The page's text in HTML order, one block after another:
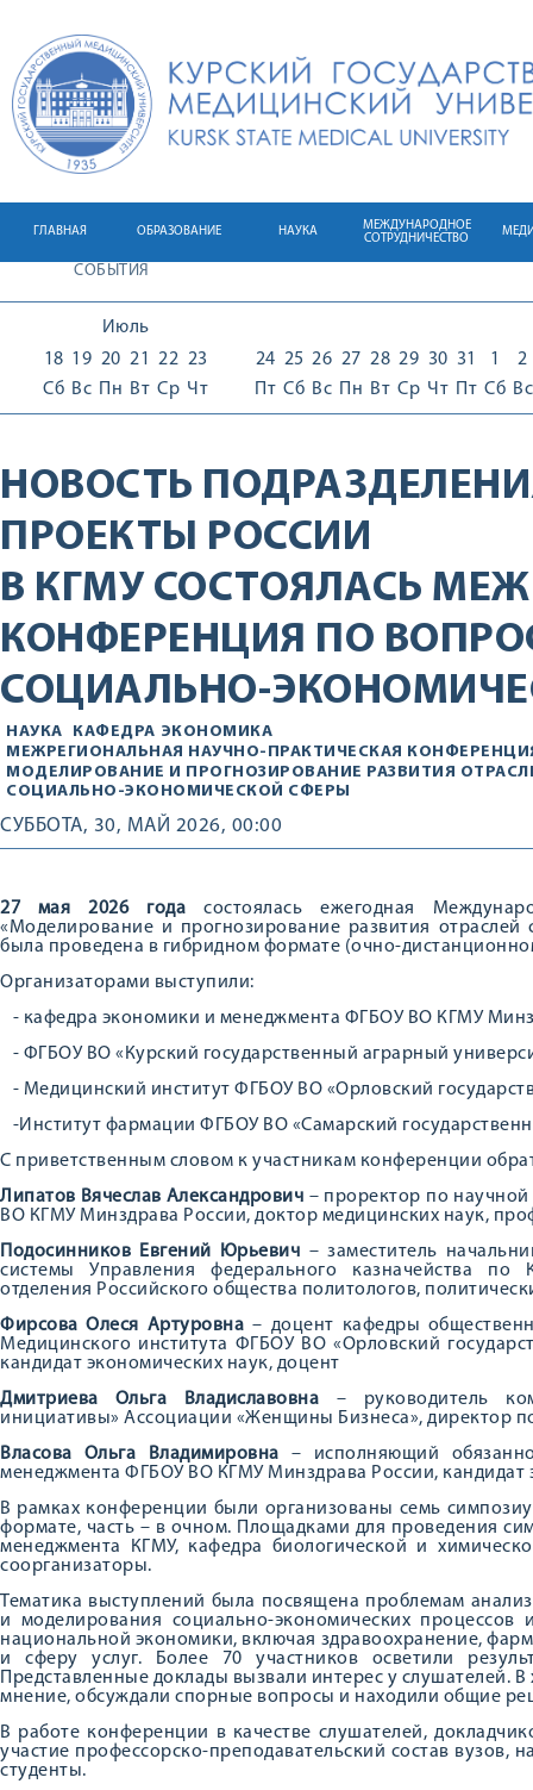
ГЛАВНАЯ ОБРАЗОВАНИЕ НАУКА
МЕЖДУНАРОДНОЕ
СОТРУДНИЧЕСТВО
СОБЫТИЯ
Июль
18
Сб
19
Вс
20
Пн
21
Вт
22
Ср
23
Чт
24
Пт
25
Сб
26
Вс
27
Пн
28
Вт
29
Ср
30
Чт
31
Пт
1
Сб
2
Вс
НОВОСТЬ
ПРОЕКТЫ РОССИИ
В КГМУ СОСТОЯЛАСЬ
КОНФЕРЕНЦИЯ ПО
СОЦИАЛЬНО-
НАУКА КАФЕДРА ЭКОНОМИКА
МЕЖРЕГИОНАЛЬНАЯ НАУЧНО-ПРАКТИЧЕСКАЯ
МОДЕЛИРОВАНИЕ И ПРОГНОЗИРОВАНИЕ РАЗВИТИЯ
СОЦИАЛЬНО-ЭКОНОМИЧЕСКОЙ СФЕРЫ
СУББОТА, 30, МАЙ 2026, 00:00
27 мая 2026 года состоялась ежегодная
«Моделирование и прогнозирование развития
была проведена в гибридном формате (очно-
Организаторами выступили:
- кафедра экономики и менеджмента ФГБОУ ВО КГМУ
- ФГБОУ ВО «Курский государственный аграрный
- Медицинский институт ФГБОУ ВО «Орловский
-Институт фармации ФГБОУ ВО «Самарский
С приветственным словом к участникам конференции
Липатов Вячеслав Александрович – проректор по
ВО КГМУ Минздрава России, доктор медицинских наук,
Подосинников Евгений Юрьевич – заместитель
системы Управления федерального казначейства по
отделения Российского общества политологов,
Фирсова Олеся Артуровна– доцент кафедры
Медицинского института ФГБОУ ВО «Орловский
кандидат экономических наук, доцент
Дмитриева Ольга Владиславовна – руководитель
инициативы» Ассоциации «Женщины Бизнеса», директор
Власова Ольга Владимировна – исполняющий
менеджмента ФГБОУ ВО КГМУ Минздрава России, кандидат
В рамках конференции были организованы семь
формате, часть – в очном. Площадками для проведения
менеджмента КГМУ, кафедра биологической и
соорганизаторы.
Тематика выступлений была посвящена проблемам
и моделирования социально-экономических
национальной экономики, включая здравоохранение,
и сферу услуг. Более 70 участников осветили
Представленные доклады вызвали интерес у слушателей.
мнение, обсуждали спорные вопросы и находили общие
В работе конференции в качестве слушателей,
участие профессорско-преподавательский состав вузов,
студенты.